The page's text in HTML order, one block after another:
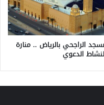
الراجحي بالرياض .. منارة
الدعوي